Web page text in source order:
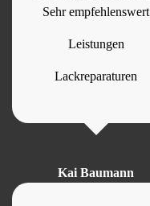
Sehr empfehlenswert
Leistungen
Lackreparaturen
Kai Baumann